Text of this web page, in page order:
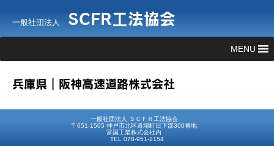
一般社団法人 SCFR工法協会
MENU
兵庫県｜阪神高速道路株式会社
一般社団法人 ＳＣＦＲ工法協会
〒651-1505 神戸市北区道場町日下部300番地
富国工業株式会社内
TEL 078-951-2154